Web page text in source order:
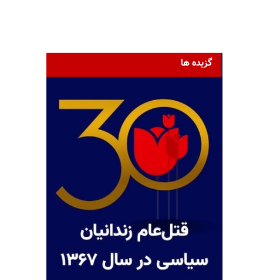
گزیده ها